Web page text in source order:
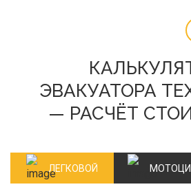
ЭВАКУАТОРА
— РАСЧЁТ
ЛЕГКОВОЙ